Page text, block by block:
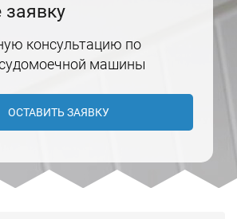
заявку
консультацию по
машины
ОСТАВИТЬ ЗАЯВКУ